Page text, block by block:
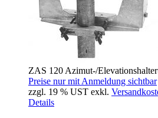
ZAS 120 Azimut-/
Preise nur mit Anmeldung sichtbar
zzgl. 19 % UST exkl.
Details